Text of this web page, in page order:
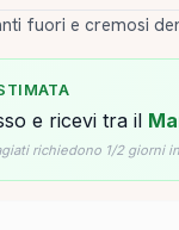
fuori e cremosi
e ricevi tra il
richiedono 1/2 giorni